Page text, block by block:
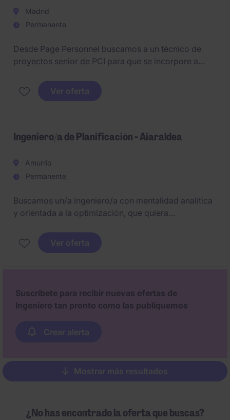
Madrid
Permanente
Desde Page Personnel buscamos a un técnico de
proyectos senior de PCI para que se incorpore a
Ver oferta
Ingeniero/a de Planificación - Aiaraldea
Amurrio
Permanente
Buscamos un/a ingeniero/a con mentalidad analítica
y orientada a la optimización, que quiera
dentro de un entorno de crecimiento y mejora
continua. Será clave para asegurar la viabilidad y
Ver oferta
Suscríbete para recibir nuevas ofertas de
Ingeniero tan pronto como las publiquemos
Crear alerta
Pagination
Mostrar más resultados
¿No has encontrado la oferta que buscas?